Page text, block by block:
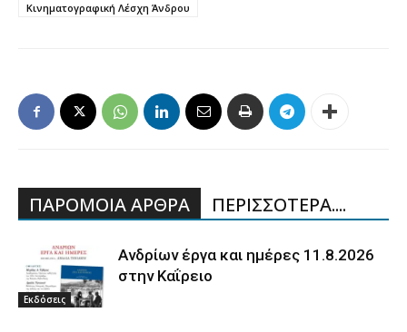
Κινηματογραφική Λέσχη Άνδρου
ΠΑΡΟΜΟΙΑ ΑΡΘΡΑ ΠΕΡΙΣΣΟΤΕΡΑ....
Εκδόσεις
Ανδρίων έργα και ημέρες 11.8.2026
στην Καΐρειο